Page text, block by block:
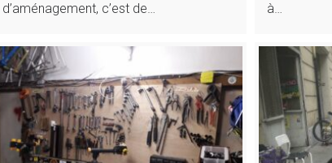
d’aménagement, c’est de…
à…